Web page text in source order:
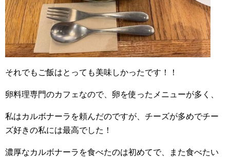
それでもご飯はとっても美味しかったです！！
卵料理専門のカフェなので、卵を使ったメニューが多く、
私はカルボナーラを頼んだのですが、チーズが多めでチー
ズ好きの私には最高でした！
濃厚なカルボナーラを食べたのは初めてで、また食べたい